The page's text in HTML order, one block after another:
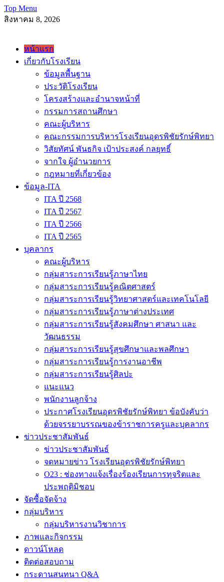
Skip
to
Top Menu
สิงหาคม 8, 2026
โรงเรียนอุดพิชัยรักษ์พิทยา Udonpichairakpittaya School
หน้าแรก
เกี่ยวกับโรงเรียน
ข้อมูลพื้นฐาน
ประวัติโรงเรียน
โครงสร้างและอำนาจหน้าที่
กรรมการสถานศึกษา
คณะผู้บริหาร
คณะกรรมการบริหารโรงเรียนอุดรพิชัยรักษ์พิทยา
วิสัยทัศน์ พันธกิจ เป้าประสงค์ กลยุทธิ์
จากใจ ผู้อำนวยการ
กฎหมายที่เกี่ยวข้อง
ข้อมูล-ITA
ITA ปี 2568
ITA ปี 2567
ITA ปี 2566
ITA ปี 2565
บุคลากร
คณะผู้บริหาร
กลุ่มสาระการเรียนรู้ภาษาไทย
กลุ่มสาระการเรียนรู้คณิตศาสตร์
กลุ่มสาระการเรียนรู้วิทยาศาสตร์และเทคโนโลยี
กลุ่มสาระการเรียนรู้ภาษาต่างประเทศ
กลุ่มสาระการเรียนรู้สังคมศึกษา ศาสนา และ
วัฒนธรรม
กลุ่มสาระการเรียนรู้สุขศึกษาและพลศึกษา
กลุ่มสาระการเรียนรู้การงานอาชีพ
กลุ่มสาระการเรียนรู้ศิลปะ
แนะแนว
พนักงานลูกจ้าง
ประกาศโรงเรียนอุดรพิชัยรักษ์พิทยา ข้อบังคับว่า
ด้วยจรรยาบรรณของข้าราชการครูและบุคลากร
ข่าวประชาสัมพันธ์
ข่าวประชาสัมพันธ์
จดหมายข่าว โรงเรียนอุดรพิชัยรักษ์พิทยา
O23 : ช่องทางแจ้งเรื่องร้องเรียนการทุจริตและ
ประพฤติมิชอบ
จัดซื้อจัดจ้าง
กลุ่มบริหาร
กลุ่มบริหารงานวิชาการ
ภาพและกิจกรรม
ดาวน์โหลด
ติดต่อสอบถาม
กระดานสนทนา Q&A